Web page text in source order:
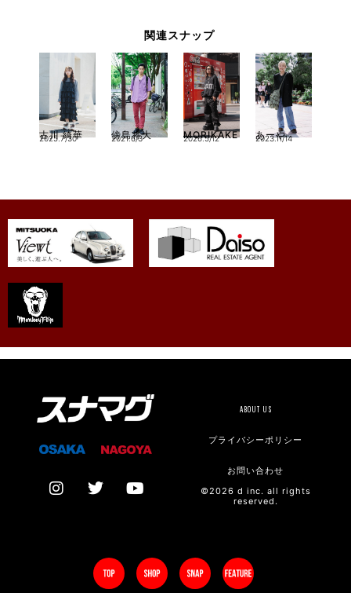
関連スナップ
古川 綺華
2025.7/30 傍島将大
2021.6/3 MORIKAKE
2026.5/12 あーや
2023.11/14
ABOUT US
プライバシーポリシー
お問い合わせ
©2026 d inc. all rights
reserved.